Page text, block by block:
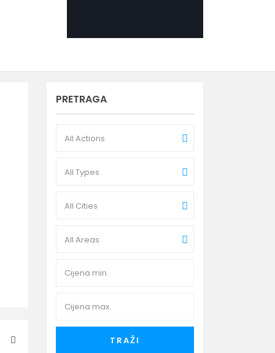
PRETRAGA
All Actions
All Types
All Cities
All Areas
TRAŽI